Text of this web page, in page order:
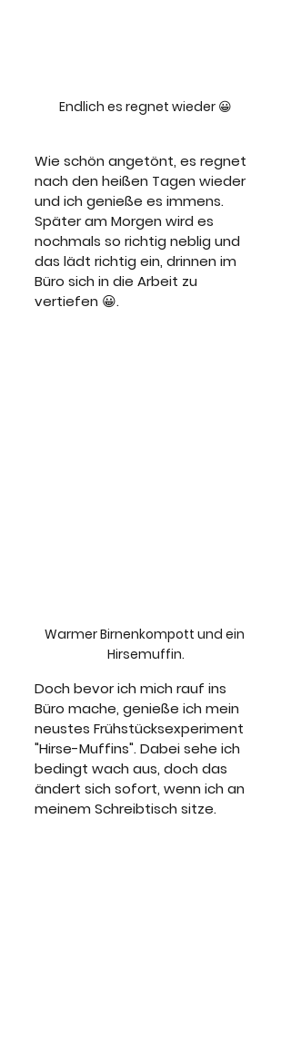
Endlich es regnet wieder 😀
Wie schön angetönt, es regnet
nach den heißen Tagen wieder
und ich genieße es immens.
Später am Morgen wird es
nochmals so richtig neblig und
das lädt richtig ein, drinnen im
Büro sich in die Arbeit zu
vertiefen 😀.
Warmer Birnenkompott und ein
Hirsemuffin.
Doch bevor ich mich rauf ins
Büro mache, genieße ich mein
neustes Frühstücksexperiment
"Hirse-Muffins". Dabei sehe ich
bedingt wach aus, doch das
ändert sich sofort, wenn ich an
meinem Schreibtisch sitze.